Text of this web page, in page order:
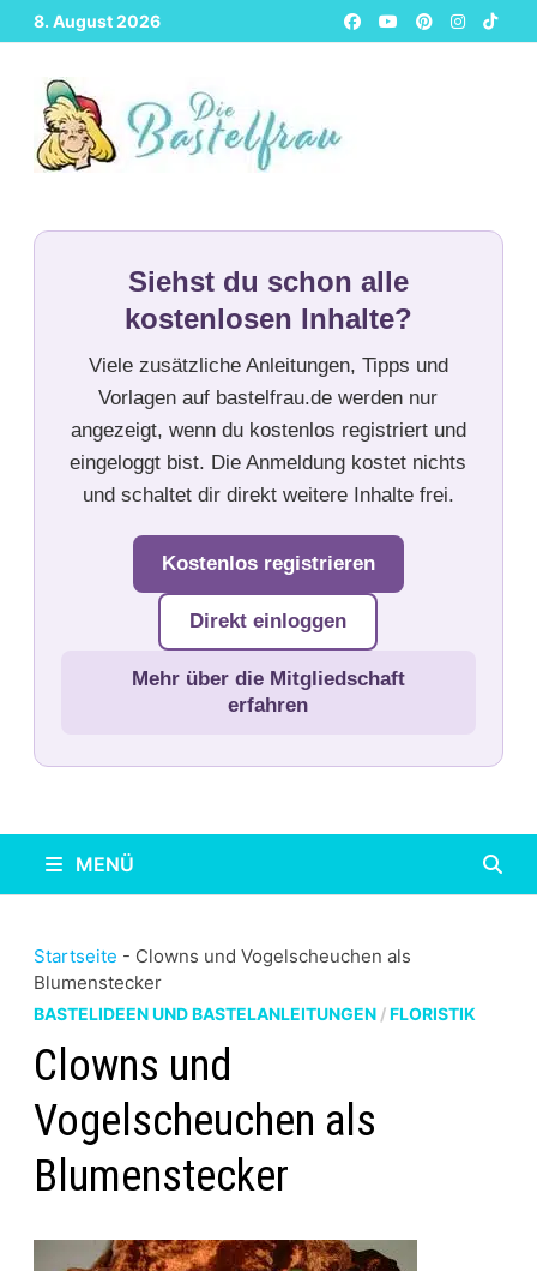
Zurück
zum
Inhalt
8. August 2026
Siehst du schon alle
kostenlosen Inhalte?
Viele zusätzliche Anleitungen, Tipps und
Vorlagen auf bastelfrau.de werden nur
angezeigt, wenn du kostenlos registriert und
eingeloggt bist. Die Anmeldung kostet nichts
und schaltet dir direkt weitere Inhalte frei.
Kostenlos registrieren
Direkt einloggen
Mehr über die Mitgliedschaft
erfahren
MENÜ
Startseite - Clowns und Vogelscheuchen als
Blumenstecker
BASTELIDEEN UND BASTELANLEITUNGEN/FLORISTIK
Clowns und
Vogelscheuchen als
Blumenstecker